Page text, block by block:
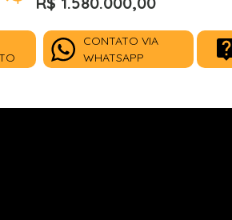
CONTATO VIA
WHATSAPP